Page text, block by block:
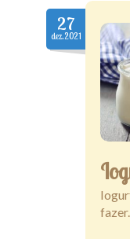
27
dez.2021
fazer.